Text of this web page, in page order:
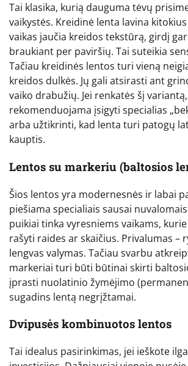
Tai klasika, kurią dauguma tėvų
vaikystės. Kreidinė lenta lavina
vaikas jaučia kreidos tekstūrą, girdį
braukiant per paviršių. Tai suteikia
Tačiau kreidinės lentos turi vieną
kreidos dulkės. Jų gali atsirasti ant
vaiko drabužių. Jei renkatės šį variantą,
rekomenduojama įsigyti specialias
arba užtikrinti, kad lenta turi patogų
kauptis.
Lentos su markeriu (baltosios
Šios lentos yra modernesnės ir labai
piešiama specialiais sausai
puikiai tinka vyresniems vaikams,
rašyti raides ar skaičius. Privalumas –
lengvas valymas. Tačiau svarbu
markeriai turi būti būtinai skirti
įprasti nuolatinio žymėjimo
sugadins lentą negrįžtamai.
Dvipusės kombinuotos lentos
Tai idealus pasirinkimas, jei ieškote